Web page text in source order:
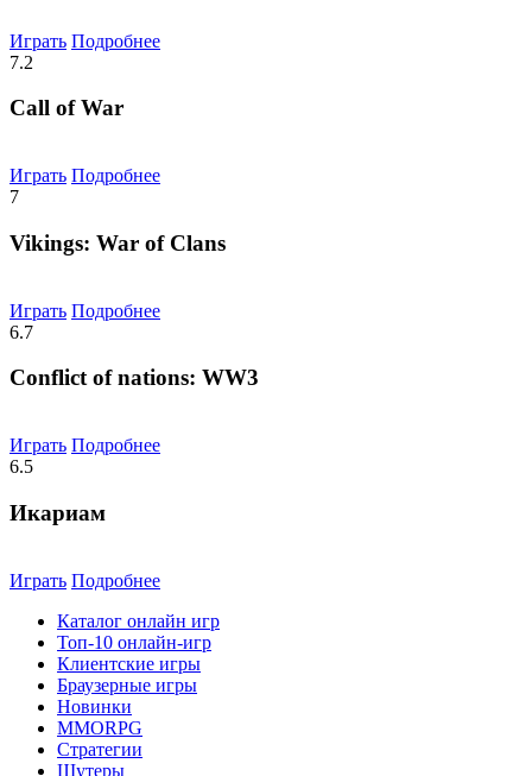
Играть Подробнее
7.2
Call of War
Играть Подробнее
7
Vikings: War of Clans
Играть Подробнее
6.7
Conflict of nations: WW3
Играть Подробнее
6.5
Икариам
Играть Подробнее
Каталог онлайн игр
Топ-10 онлайн-игр
Клиентские игры
Браузерные игры
Новинки
MMORPG
Стратегии
Шутеры